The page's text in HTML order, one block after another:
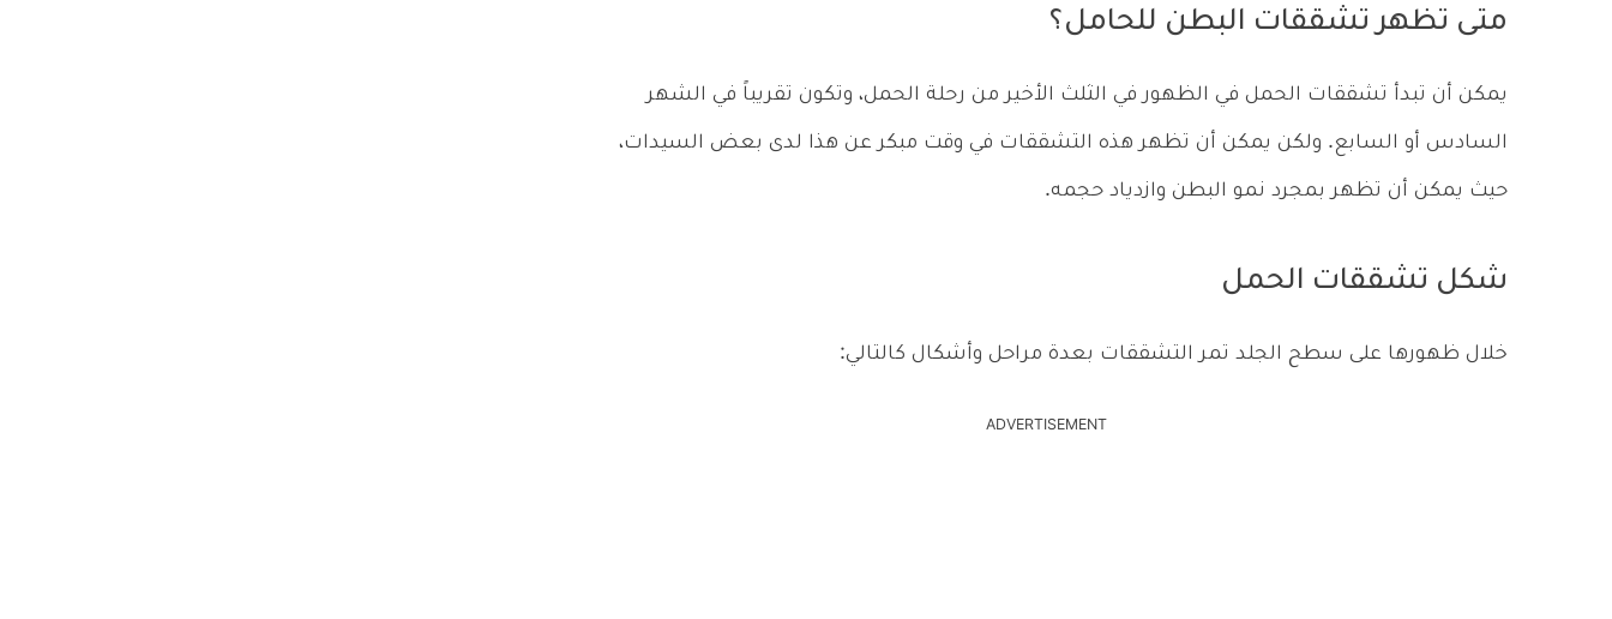
متى تظهر تشققات البطن للحامل؟
يمكن أن تبدأ تشققات الحمل في الظهور في الثلث الأخير من رحلة الحمل، وتكون تقريباً في الشهر
السادس أو السابع. ولكن يمكن أن تظهر هذه التشققات في وقت مبكر عن هذا لدى بعض السيدات،
حيث يمكن أن تظهر بمجرد نمو البطن وازدياد حجمه.
شكل تشققات الحمل
خلال ظهورها على سطح الجلد تمر التشققات بعدة مراحل وأشكال كالتالي:
ADVERTISEMENT